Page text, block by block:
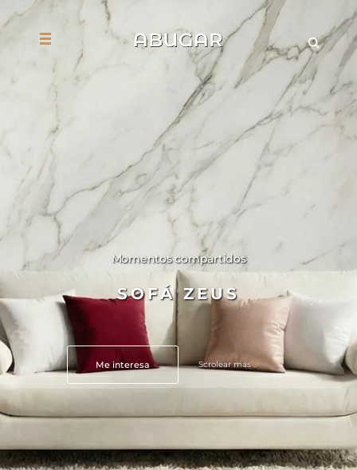
Momentos compartidos
SOFÁ ZEUS
Me interesa Scrolear mas